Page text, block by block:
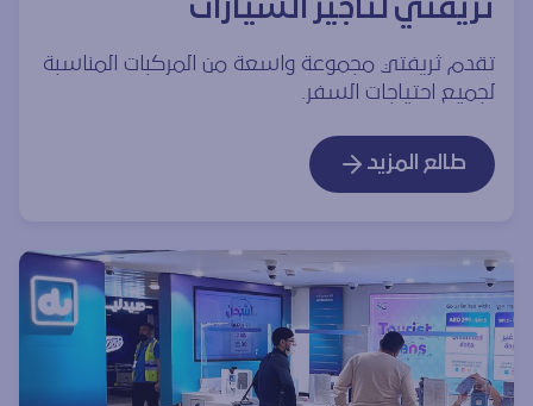
ثريفتي لتأجير السيارات
تقدم ثريفتي مجموعة واسعة من المركبات المناسبة
لجميع احتياجات السفر.
طالع المزيد